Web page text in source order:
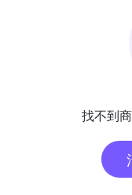
找不到